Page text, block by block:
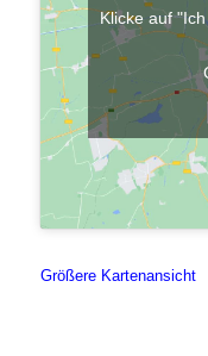
Klicke auf
Größere Kartenansicht